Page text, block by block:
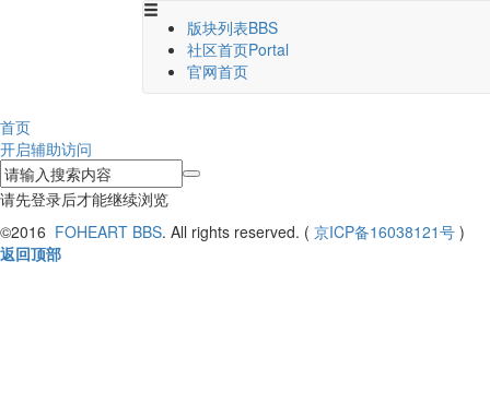
版块列表BBS
社区首页Portal
官网首页
首页
开启辅助访问
请先登录后才能继续浏览
©2016 FOHEART BBS. All rights reserved. ( 京ICP备16038121号 )
返回顶部